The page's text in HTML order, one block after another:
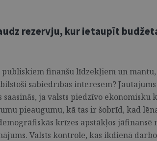
rezervju, kur ietaupīt
finanšu līdzekļiem un
sabiedrības interesēm?
saasinās, ja valsts piedzīvo ekonomisku
pieaugumu, kā tas ir šobrīd, kad
krīzes apstākļos jāfinansē
Valsts kontrole, kas ikdienā